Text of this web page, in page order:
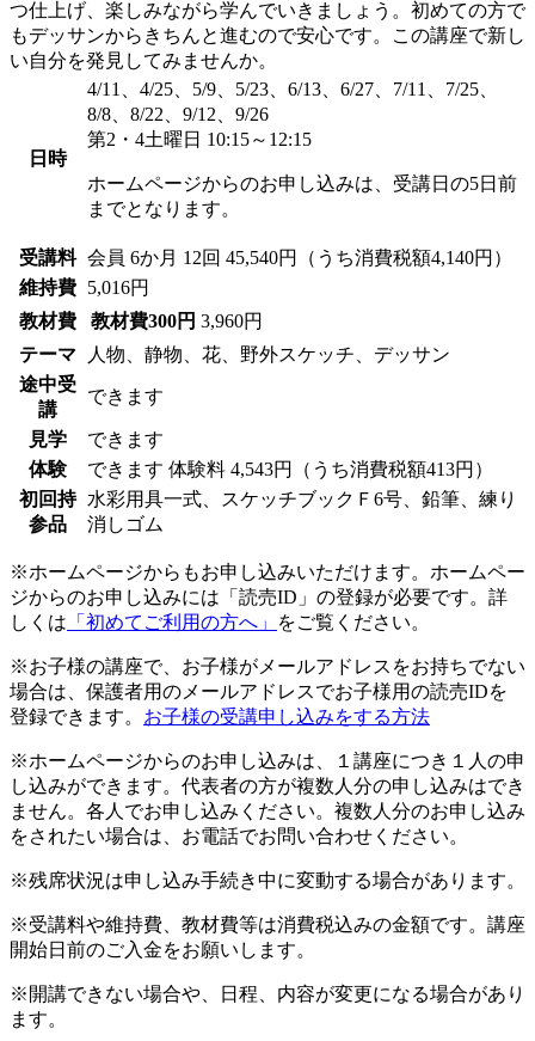
つ仕上げ、楽しみながら学んでいきましょう。初めての方で
もデッサンからきちんと進むので安心です。この講座で新し
い自分を発見してみませんか。
日時
4/11、4/25、5/9、5/23、6/13、6/27、7/11、7/25、
8/8、8/22、9/12、9/26
第2・4土曜日 10:15～12:15
ホームページからのお申し込みは、受講日の5日前
までとなります。
受講料 会員 6か月 12回 45,540円（うち消費税額4,140円）
維持費 5,016円
教材費
教材費300円 3,960円
テーマ
人物、静物、花、野外スケッチ、デッサン
途中受
講
できます
見学
できます
体験
できます 体験料 4,543円（うち消費税額413円）
初回持
参品
水彩用具一式、スケッチブックＦ6号、鉛筆、練り
消しゴム
※ホームページからもお申し込みいただけます。ホームペー
ジからのお申し込みには「読売ID」の登録が必要です。詳
しくは 「初めてご利用の方へ」 をご覧ください。
※お子様の講座で、お子様がメールアドレスをお持ちでない
場合は、保護者用のメールアドレスでお子様用の読売IDを
登録できます。 お子様の受講申し込みをする方法
※ホームページからのお申し込みは、１講座につき１人の申
し込みができます。代表者の方が複数人分の申し込みはでき
ません。各人でお申し込みください。複数人分のお申し込み
をされたい場合は、お電話でお問い合わせください。
※残席状況は申し込み手続き中に変動する場合があります。
※受講料や維持費、教材費等は消費税込みの金額です。講座
開始日前のご入金をお願いします。
※開講できない場合や、日程、内容が変更になる場合があり
ます。